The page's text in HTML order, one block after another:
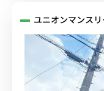
ユニオンマンス